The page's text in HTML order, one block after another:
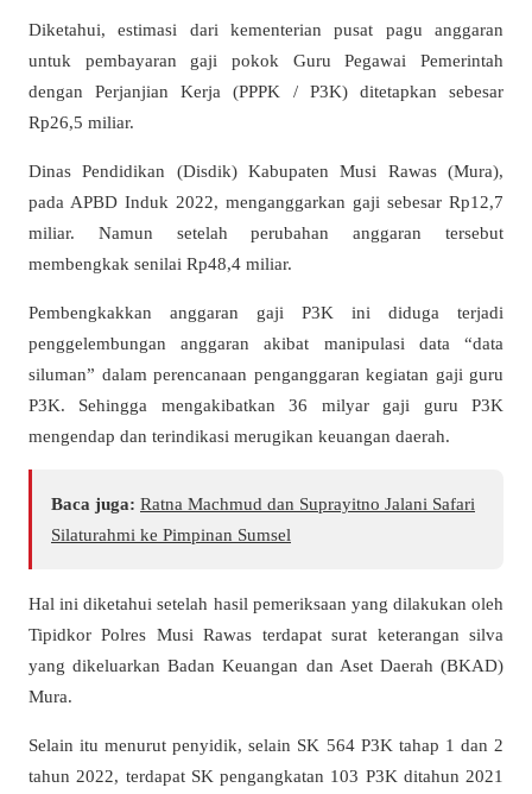
Diketahui, estimasi dari kementerian pusat pagu anggaran
untuk pembayaran gaji pokok Guru Pegawai Pemerintah
dengan Perjanjian Kerja (PPPK / P3K) ditetapkan sebesar
Rp26,5 miliar.
Dinas Pendidikan (Disdik) Kabupaten Musi Rawas (Mura),
pada APBD Induk 2022, menganggarkan gaji sebesar Rp12,7
miliar. Namun setelah perubahan anggaran tersebut
membengkak senilai Rp48,4 miliar.
Pembengkakkan anggaran gaji P3K ini diduga terjadi
penggelembungan anggaran akibat manipulasi data “data
siluman” dalam perencanaan penganggaran kegiatan gaji guru
P3K. Sehingga mengakibatkan 36 milyar gaji guru P3K
mengendap dan terindikasi merugikan keuangan daerah.
Baca juga: Ratna Machmud dan Suprayitno Jalani Safari
Silaturahmi ke Pimpinan Sumsel
Hal ini diketahui setelah hasil pemeriksaan yang dilakukan oleh
Tipidkor Polres Musi Rawas terdapat surat keterangan silva
yang dikeluarkan Badan Keuangan dan Aset Daerah (BKAD)
Mura.
Selain itu menurut penyidik, selain SK 564 P3K tahap 1 dan 2
tahun 2022, terdapat SK pengangkatan 103 P3K ditahun 2021